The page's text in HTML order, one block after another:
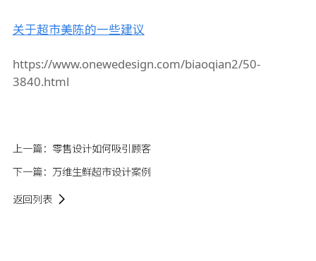
关于超市美陈的一些建议
https://www.onewedesign.com/biaoqian2/50-
3840.html
上一篇： 零售设计如何吸引顾客
下一篇： 万维生鲜超市设计案例
返回列表